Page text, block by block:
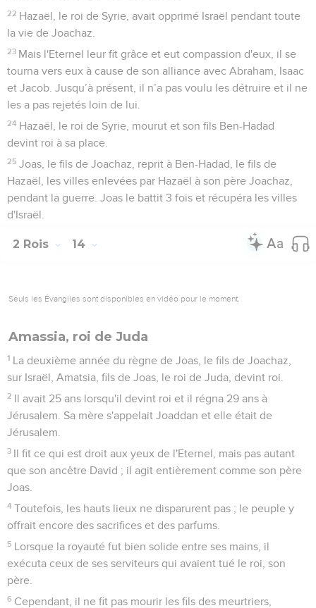
22 Hazaël, le roi de Syrie, avait opprimé Israël pendant toute
la vie de Joachaz.
23 Mais l'Eternel leur fit grâce et eut compassion d'eux, il se
tourna vers eux à cause de son alliance avec Abraham, Isaac
et Jacob. Jusqu’à présent, il n’a pas voulu les détruire et il ne
les a pas rejetés loin de lui.
24 Hazaël, le roi de Syrie, mourut et son fils Ben-Hadad
devint roi à sa place.
25 Joas, le fils de Joachaz, reprit à Ben-Hadad, le fils de
Hazaël, les villes enlevées par Hazaël à son père Joachaz,
pendant la guerre. Joas le battit 3 fois et récupéra les villes
d'Israël.
2 Rois 14
Seuls les Évangiles sont disponibles en vidéo pour le moment.
Amassia, roi de Juda
1 La deuxième année du règne de Joas, le fils de Joachaz,
sur Israël, Amatsia, fils de Joas, le roi de Juda, devint roi.
2 Il avait 25 ans lorsqu'il devint roi et il régna 29 ans à
Jérusalem. Sa mère s'appelait Joaddan et elle était de
Jérusalem.
3 Il fit ce qui est droit aux yeux de l'Eternel, mais pas autant
que son ancêtre David ; il agit entièrement comme son père
Joas.
4 Toutefois, les hauts lieux ne disparurent pas ; le peuple y
offrait encore des sacrifices et des parfums.
5 Lorsque la royauté fut bien solide entre ses mains, il
exécuta ceux de ses serviteurs qui avaient tué le roi, son
père.
6 Cependant, il ne fit pas mourir les fils des meurtriers,